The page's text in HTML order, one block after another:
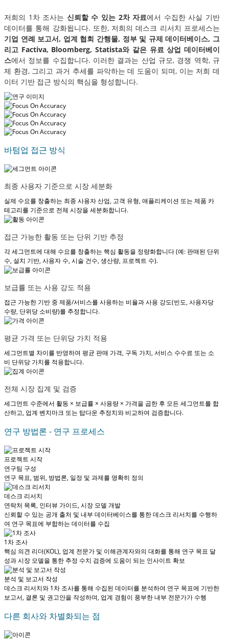
저희의 1차 조사는 신뢰할 수 있는 2차 자료에서 수집한 사실 기반
데이터를 통해 강화됩니다. 또한, 저희의 데스크 리서치 프로세스는
기업 연례 보고서, 업계 협회 간행물, 정부 및 규제 데이터베이스, 그
리고 Factiva, Bloomberg, Statista와 같은 유료 상업 데이터베이
스에서 정보를 수집합니다. 이러한 결과는 산업 규모, 경쟁 역학, 규
제 환경, 그리고 과거 추세를 파악하는 데 도움이 되며, 이는 저희 데
이터 기반 접근 방식의 핵심을 형성합니다.
바텀업 접근 방식
최종 사용자 기준으로 시장 세분화
실제 수요를 창출하는 최종 사용자 산업, 고객 유형, 애플리케이션 또는 제품 카
테고리를 기준으로 전체 시장을 세분화합니다.
접근 가능한 활동 또는 단위 기반 추정
각 세그먼트에 대해 수요를 창출하는 핵심 활동을 정량화합니다 (예: 판매된 단위
수, 설치 기반, 사용자 수, 시술 건수, 생산량, 프로젝트 수).
보급률 또는 사용 강도 적용
접근 가능한 기반 중 제품/서비스를 사용하는 비율과 사용 강도(빈도, 사용자당
수량, 단위당 소비량)를 추정합니다.
평균 가격 또는 단위당 가치 적용
세그먼트별 차이를 반영하여 평균 판매 가격, 구독 가치, 서비스 수수료 또는 소
비 단위당 가치를 적용합니다.
전체 시장 집계 및 검증
세그먼트 수준에서 활동 × 보급률 × 사용량 × 가격을 곱한 후 모든 세그먼트를 합
산하고, 업계 벤치마크 또는 탑다운 추정치와 비교하여 검증합니다.
연구 방법론 - 연구 프로세스
프로젝트 시작
연구팀 구성
연구 목표, 범위, 방법론, 일정 및 과제를 명확히 정의
데스크 리서치
연락처 목록, 인터뷰 가이드, 시장 모델 개발
신뢰할 수 있는 공개 출처 및 내부 데이터베이스를 통한 데스크 리서치를 수행하
여 연구 목표에 부합하는 데이터를 수집
1차 조사
핵심 의견 리더(KOL), 업계 전문가 및 이해관계자와의 대화를 통해 연구 목표 달
성과 시장 모델을 통한 추정 수치 검증에 도움이 되는 인사이트 확보
분석 및 보고서 작성
데스크 리서치와 1차 조사를 통해 수집된 데이터를 분석하여 연구 목표에 기반한
보고서, 결론 및 권고안을 작성하며, 업계 경험이 풍부한 내부 전문가가 수행
다른 회사와 차별화되는 점